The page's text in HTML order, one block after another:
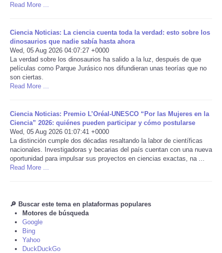
EEUU
Especiales
Negocios
Salud
Tecnologia
CATEGORIES
CARTOONS
Read More ...
Ciencia Noticias: La ciencia cuenta toda la verdad: esto sobre los
dinosaurios que nadie sabía hasta ahora
Wed, 05 Aug 2026 04:07:27 +0000
La verdad sobre los dinosaurios ha salido a la luz, después de que
películas como Parque Jurásico nos difundieran unas teorías que no
son ciertas.
Read More ...
Ciencia Noticias: Premio L’Oréal-UNESCO “Por las Mujeres en la
Ciencia” 2026: quiénes pueden participar y cómo postularse
Wed, 05 Aug 2026 01:07:41 +0000
La distinción cumple dos décadas resaltando la labor de científicas
nacionales. Investigadoras y becarias del país cuentan con una nueva
oportunidad para impulsar sus proyectos en ciencias exactas, na ...
Read More ...
🔎 Buscar este tema en plataformas populares
Motores de búsqueda
Google
Bing
Yahoo
DuckDuckGo